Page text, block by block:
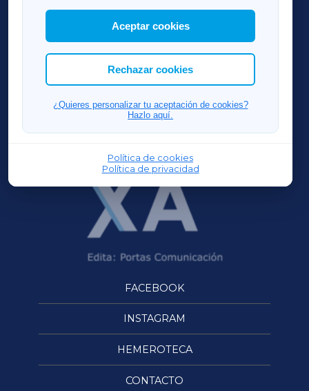
mostrar publicidad de terceros.
Asimismo, puedes personalizar la elección de
las cookies que deseas permitir.
Aceptar cookies
Rechazar cookies
¿Quieres personalizar tu aceptación de cookies?
Hazlo aquí.
Política de cookies
Política de privacidad
RIBEIRASACRAXA
ACORUÑAXA
FERROLXA
OURENSEXA
FACEBOOK
INSTAGRAM
HEMEROTECA
CONTACTO